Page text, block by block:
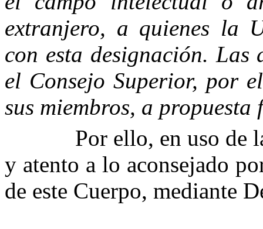
extranjero, a quienes la
con esta designación. Las
el Consejo Superior, por
sus miembros, a
Por ello, en uso de
y atento a lo aconsejado
de este Cuerpo, mediante